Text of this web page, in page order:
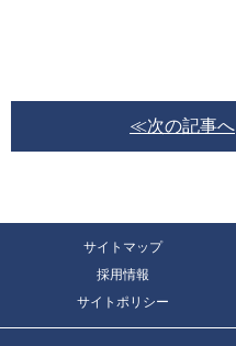
≪次の記事へ
サイトマップ
採用情報
サイトポリシー